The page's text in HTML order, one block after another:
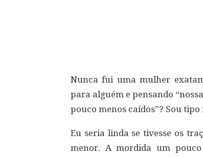
Nunca fui uma mulher
para alguém e pensando
pouco menos caídos”? Sou tipo
Eu seria linda se tivesse os
menor. A mordida um